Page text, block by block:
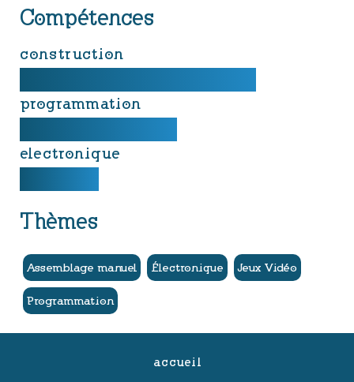
Compétences
construction
programmation
electronique
Thèmes
Assemblage manuel Électronique Jeux Vidéo
Programmation
accueil